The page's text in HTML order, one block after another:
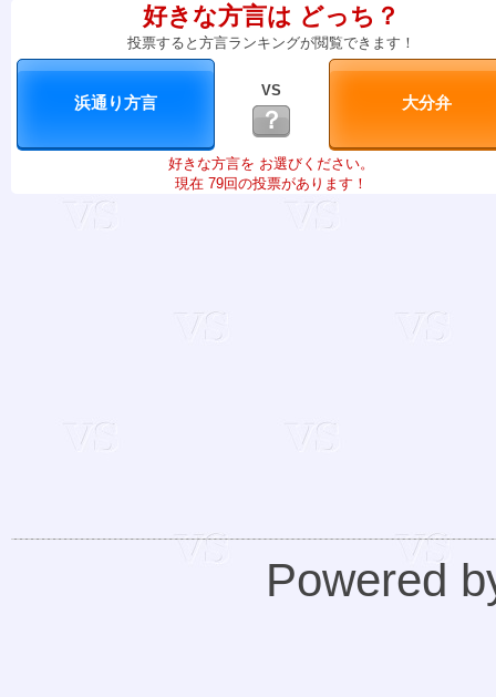
好きな方言は どっち？
投票すると方言ランキングが閲覧できます！
VS
？
好きな方言を お選びください。
現在 79回の投票があります！
Powered